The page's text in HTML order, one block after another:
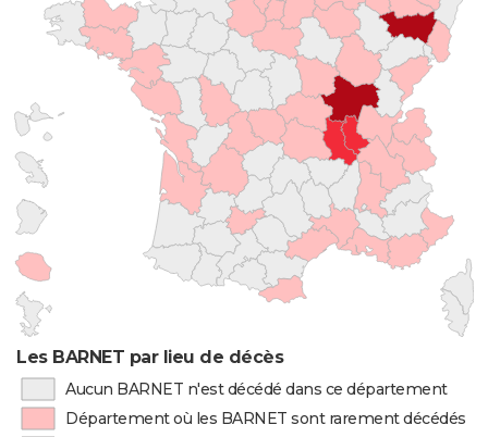
Les BARNET par lieu de décès
Aucun BARNET n'est décédé dans ce département
Département où les BARNET sont rarement décédés